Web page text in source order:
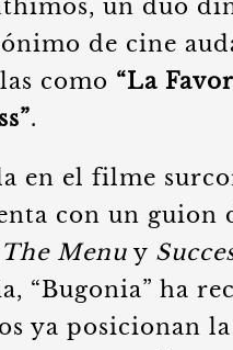
un dúo
de cine
como “La
.
en el filme
con un guion
The Menu y
“Bugonia” ha
ya posicionan